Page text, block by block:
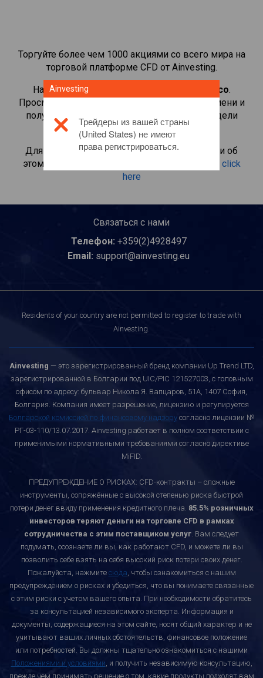
Торгуйте более чем 1000 акциями со всего мира на
торговой платформе CFD от Ainvesting.
Начать торговать CFD-контрактами на
Cisco.
Просматривайте котировки в реальном времени и
получайте дивиденды, как если бы вы владели
самой акцией.
Для получения дополнительной информации об
этом инвестиционном продукте, пожалуйста click
here
Связаться с нами
Телефон: +359(2)4928497
Email: support@ainvesting.eu
Residents of your country are not permitted to register to trade with
Ainvesting.
Ainvesting — это зарегистрированный бренд компании Up Trend LTD,
зарегистрированной в Болгарии под UIC/PIC 121527003, с головным
офисом по адресу: бульвар Никола Я. Вапцаров, 51A, 1407 София,
Болгария. Компания имеет разрешение, лицензию и регулируется
Болгарской комиссией по финансовому надзору согласно лицензии №
РГ-03-110/13.07.2017. Ainvesting работает в полном соответствии с
применимыми нормативными требованиями согласно директиве
MiFID.
ПРЕДУПРЕЖДЕНИЕ О РИСКАХ: CFD-контракты – сложные
инструменты, сопряжённые с высокой степенью риска быстрой
потери денег ввиду применения кредитного плеча. 85.5% розничных
инвесторов теряют деньги на торговле CFD в рамках
сотрудничества с этим поставщиком услуг. Вам следует
подумать, осознаете ли вы, как работают CFD, и можете ли вы
позволить себе взять на себя высокий риск потери своих денег.
Пожалуйста, нажмите сюда, чтобы ознакомиться с нашим
предупреждением о рисках и убедиться, что вы понимаете связанные
с этим риски с учетом вашего опыта. При необходимости обратитесь
за консультацией независимого эксперта. Информация и
документы, содержащиеся на этом сайте, носят общий характер и не
учитывают ваших личных обстоятельств, финансовое положение
или потребностей. Вы должны тщательно ознакомиться с нашими
Положениями и условиями, и получить независимую консультацию,
прежде чем принимать решение о том, какие продукты подходят вам
Ainvesting
Трейдеры из вашей страны
(United States) не имеют
права регистрироваться.